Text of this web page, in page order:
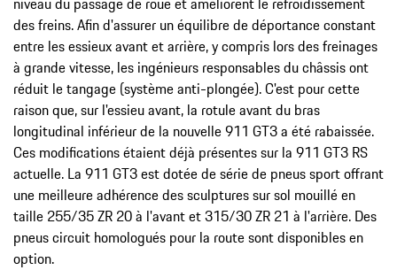
des freins. Afin d'assurer un équilibre de déportance constant
entre les essieux avant et arrière, y compris lors des freinages
à grande vitesse, les ingénieurs responsables du châssis ont
réduit le tangage (système anti-plongée). C'est pour cette
raison que, sur l'essieu avant, la rotule avant du bras
longitudinal inférieur de la nouvelle 911 GT3 a été rabaissée.
Ces modifications étaient déjà présentes sur la 911 GT3 RS
actuelle. La 911 GT3 est dotée de série de pneus sport offrant
une meilleure adhérence des sculptures sur sol mouillé en
taille 255/35 ZR 20 à l'avant et 315/30 ZR 21 à l'arrière. Des
pneus circuit homologués pour la route sont disponibles en
option.